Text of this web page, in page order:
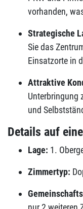
vorhanden,
Strategische
Sie das
Einsatzorte in
Attraktive
Unterbringung
und
Details auf
Lage: 1.
Zimmertyp: